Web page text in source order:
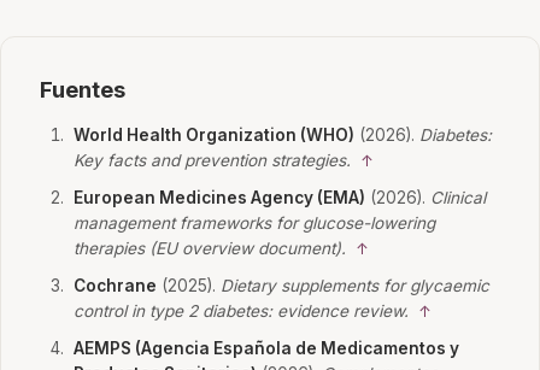
Fuentes
World Health Organization (WHO) (2026). Diabetes:
Key facts and prevention strategies.
↑
European Medicines Agency (EMA) (2026). Clinical
management frameworks for glucose-lowering
therapies (EU overview document).
↑
Cochrane (2025). Dietary supplements for glycaemic
control in type 2 diabetes: evidence review.
↑
AEMPS (Agencia Española de Medicamentos y